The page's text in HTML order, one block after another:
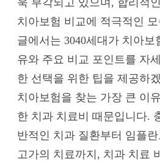
치아보험 비교에 적극적인
글에서는 3040세대가 치아보
유와 주요 비교 포인트를 자
한 선택을 위한 팁을 제공하
치아보험을 찾는 가장 큰 이
한 치과 치료비 때문입니다.
반적인 치과 질환부터 임플
고가의 치료까지, 치과 치료